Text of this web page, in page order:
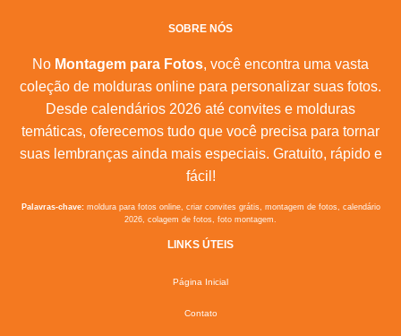
SOBRE NÓS
No Montagem para Fotos, você encontra uma vasta
coleção de molduras online para personalizar suas fotos.
Desde calendários 2026 até convites e molduras
temáticas, oferecemos tudo que você precisa para tornar
suas lembranças ainda mais especiais. Gratuito, rápido e
fácil!
Palavras-chave:moldura para fotos online, criar convites grátis, montagem de fotos, calendário
2026, colagem de fotos, foto montagem.
LINKS ÚTEIS
Página Inicial
Contato